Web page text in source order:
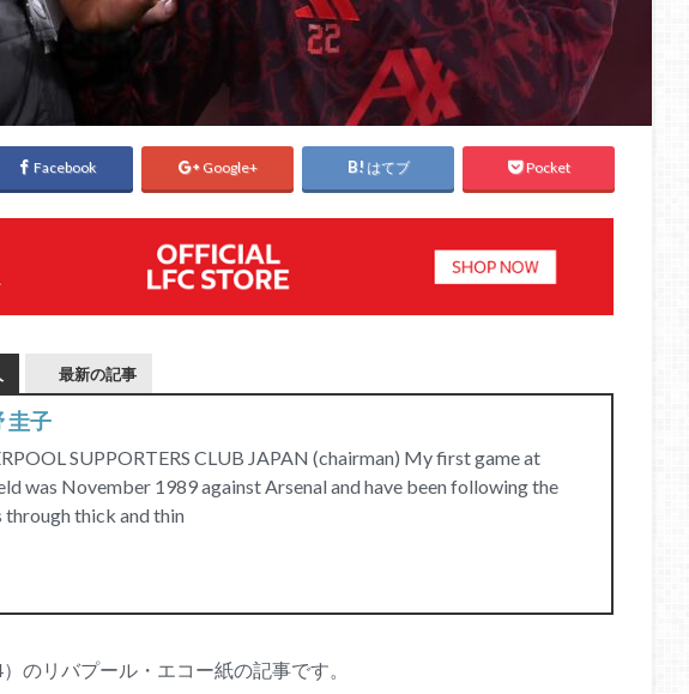
Facebook Google+ はてブ Pocket
最新の記事
圭子
SUPPORTERS CLUB JAPAN (chairman) My first game at
was November 1989 against Arsenal and have been following the
through thick and thin
のリバプール・エコー紙の記事です。